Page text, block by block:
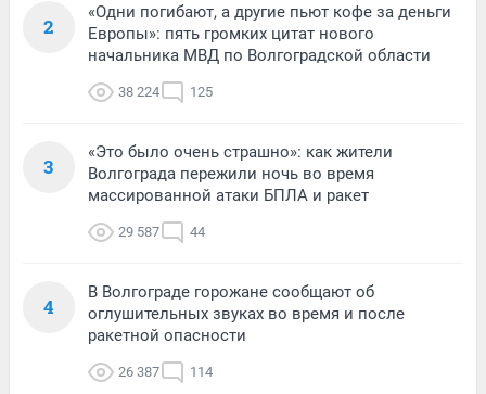
2
«Одни погибают, а другие пьют кофе за деньги
Европы»: пять громких цитат нового
начальника МВД по Волгоградской области
38 224 125
3
«Это было очень страшно»: как жители
Волгограда пережили ночь во время
массированной атаки БПЛА и ракет
29 587 44
4
В Волгограде горожане сообщают об
оглушительных звуках во время и после
ракетной опасности
26 387 114